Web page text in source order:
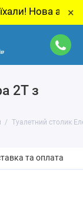
Нова адреса: м.
×
2Т з
Туалетний столик
та оплата